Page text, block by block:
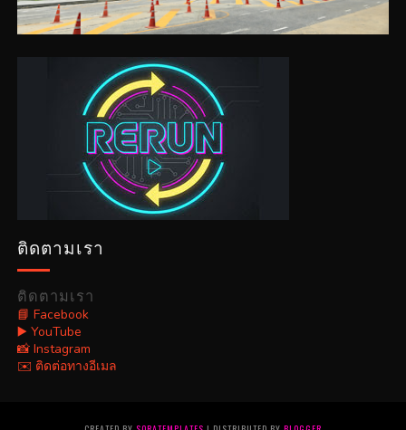
ติดตามเรา
ติดตามเรา
📘 Facebook
▶️ YouTube
📸 Instagram
✉️ ติดต่อทางอีเมล